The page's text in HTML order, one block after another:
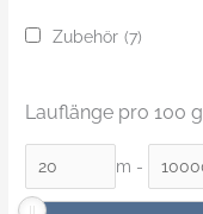
Zubehör (7)
Lauflänge pro 100 g
m -